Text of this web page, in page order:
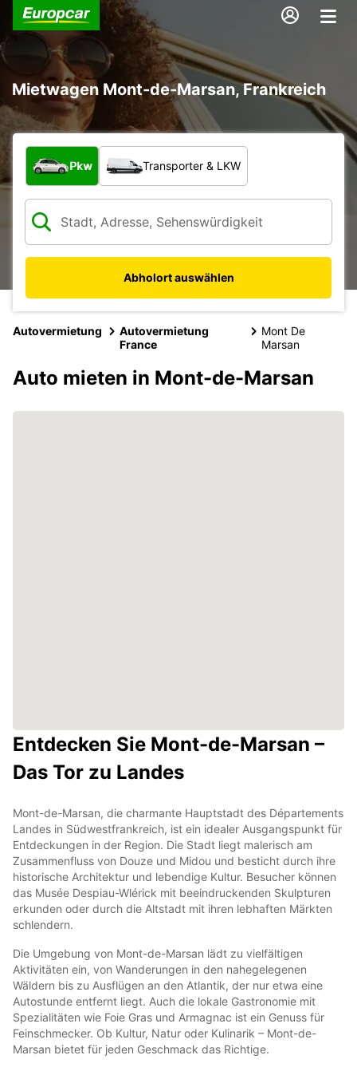
Mietwagen Mont-de-Marsan, Frankreich
Welche Art von Fahrzeug?
Pkw Transporter & LKW
Abholort auswählen
Autovermietung
Autovermietung
France
Mont De
Marsan
Auto mieten in Mont-de-Marsan
Entdecken Sie Mont-de-Marsan –
Das Tor zu Landes
Mont-de-Marsan, die charmante Hauptstadt des Départements
Landes in Südwestfrankreich, ist ein idealer Ausgangspunkt für
Entdeckungen in der Region. Die Stadt liegt malerisch am
Zusammenfluss von Douze und Midou und besticht durch ihre
historische Architektur und lebendige Kultur. Besucher können
das Musée Despiau-Wlérick mit beeindruckenden Skulpturen
erkunden oder durch die Altstadt mit ihren lebhaften Märkten
schlendern.
Die Umgebung von Mont-de-Marsan lädt zu vielfältigen
Aktivitäten ein, von Wanderungen in den nahegelegenen
Wäldern bis zu Ausflügen an den Atlantik, der nur etwa eine
Autostunde entfernt liegt. Auch die lokale Gastronomie mit
Spezialitäten wie Foie Gras und Armagnac ist ein Genuss für
Feinschmecker. Ob Kultur, Natur oder Kulinarik – Mont-de-
Marsan bietet für jeden Geschmack das Richtige.